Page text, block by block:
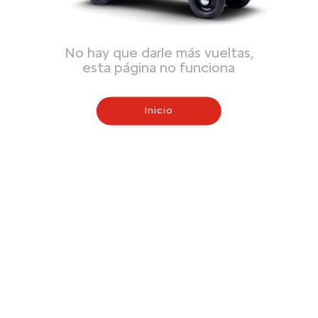
No hay que darle más vueltas,
esta página no funciona
Inicio